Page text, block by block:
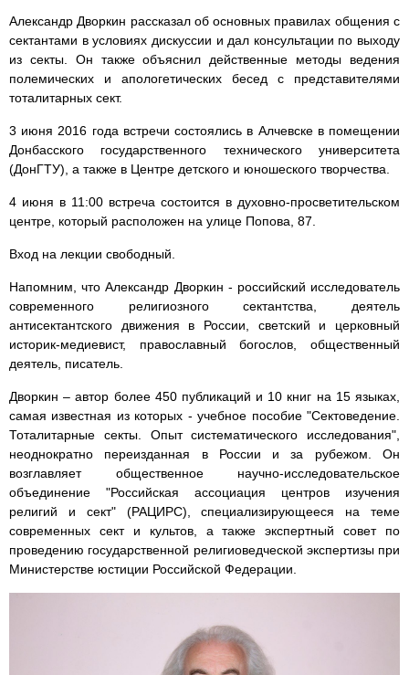
Александр Дворкин рассказал об основных правилах общения с
сектантами в условиях дискуссии и дал консультации по выходу
из секты. Он также объяснил действенные методы ведения
полемических и апологетических бесед с представителями
тоталитарных сект.
3 июня 2016 года встречи состоялись в Алчевске в помещении
Донбасского государственного технического университета
(ДонГТУ), а также в Центре детского и юношеского творчества.
4 июня в 11:00 встреча состоится в духовно-просветительском
центре, который расположен на улице Попова, 87.
Вход на лекции свободный.
Напомним, что Александр Дворкин - российский исследователь
современного религиозного сектантства, деятель
антисектантского движения в России, светский и церковный
историк-медиевист, православный богослов, общественный
деятель, писатель.
Дворкин – автор более 450 публикаций и 10 книг на 15 языках,
самая известная из которых - учебное пособие "Сектоведение.
Тоталитарные секты. Опыт систематического исследования",
неоднократно переизданная в России и за рубежом. Он
возглавляет общественное научно-исследовательское
объединение "Российская ассоциация центров изучения
религий и сект" (РАЦИРС), специализирующееся на теме
современных сект и культов, а также экспертный совет по
проведению государственной религиоведческой экспертизы при
Министерстве юстиции Российской Федерации.